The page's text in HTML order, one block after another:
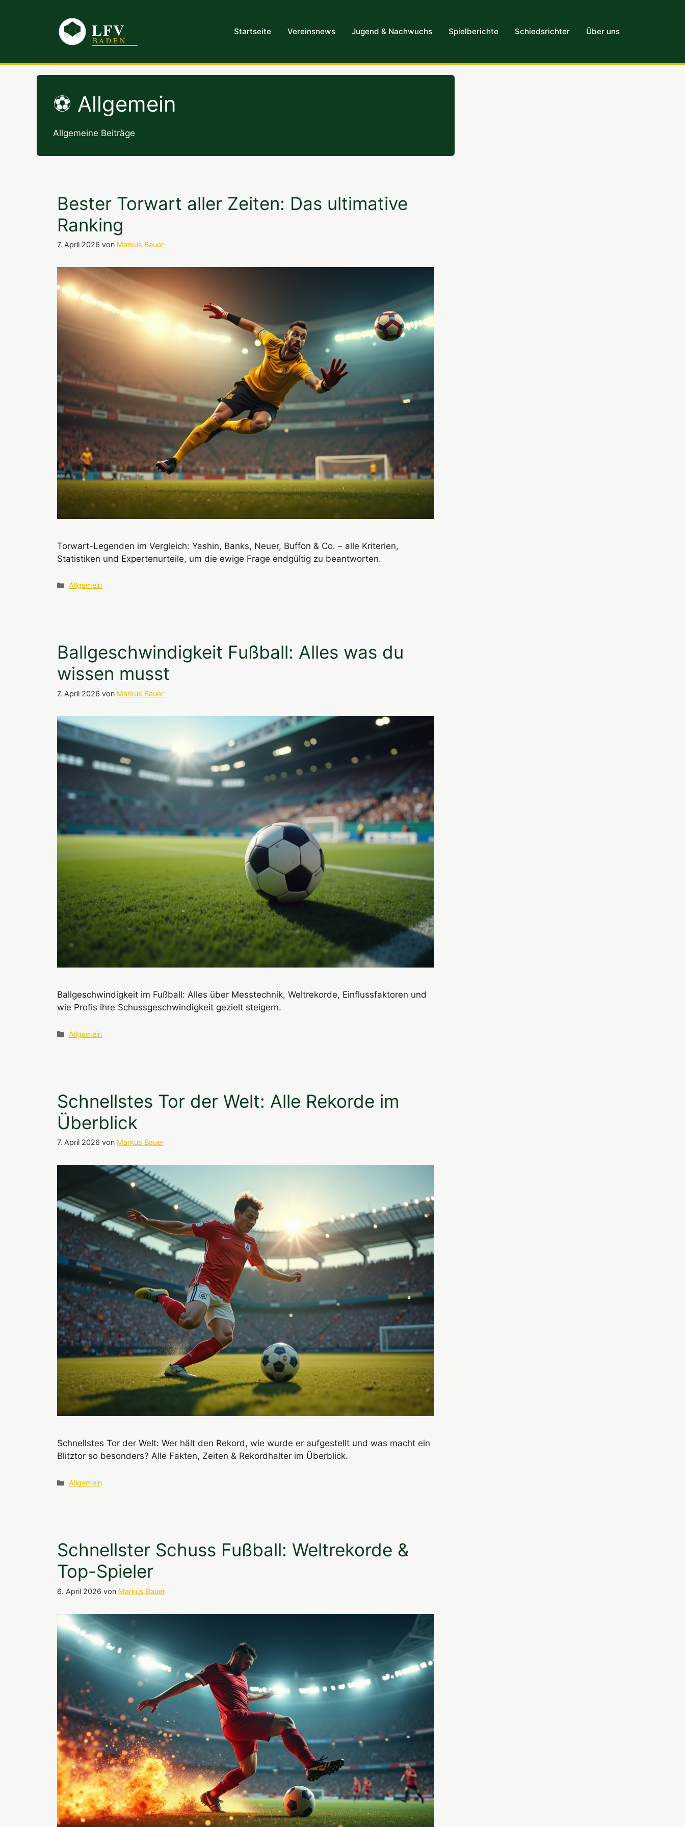
Startseite Vereinsnews Jugend & Nachwuchs Spielberichte Schiedsrichter Über uns
Allgemein
Allgemeine Beiträge
Bester Torwart aller Zeiten: Das ultimative
Ranking
7. April 2026 von Markus Bauer
Torwart-Legenden im Vergleich: Yashin, Banks, Neuer, Buffon & Co. – alle Kriterien,
Statistiken und Expertenurteile, um die ewige Frage endgültig zu beantworten.
Kategorien
Allgemein
Ballgeschwindigkeit Fußball: Alles was du
wissen musst
7. April 2026 von Markus Bauer
Ballgeschwindigkeit im Fußball: Alles über Messtechnik, Weltrekorde, Einflussfaktoren und
wie Profis ihre Schussgeschwindigkeit gezielt steigern.
Kategorien
Allgemein
Schnellstes Tor der Welt: Alle Rekorde im
Überblick
7. April 2026 von Markus Bauer
Schnellstes Tor der Welt: Wer hält den Rekord, wie wurde er aufgestellt und was macht ein
Blitztor so besonders? Alle Fakten, Zeiten & Rekordhalter im Überblick.
Kategorien
Allgemein
Schnellster Schuss Fußball: Weltrekorde &
Top-Spieler
6. April 2026 von Markus Bauer